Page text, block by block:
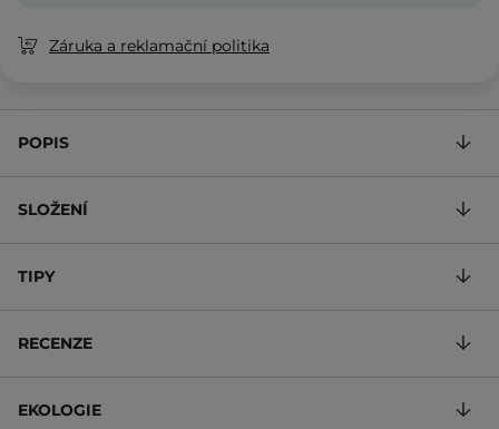
Záruka a reklamační politika
POPIS
SLOŽENÍ
TIPY
RECENZE
EKOLOGIE